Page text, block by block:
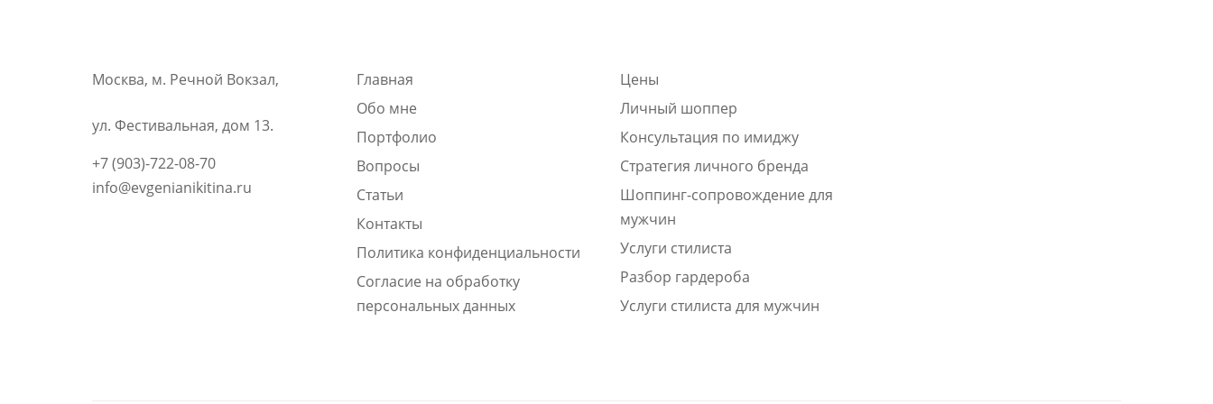
Москва, м. Речной Вокзал,
ул. Фестивальная, дом 13.
+7 (903)-722-08-70
info@evgenianikitina.ru
Главная
Обо мне
Портфолио
Вопросы
Статьи
Контакты
Политика конфиденциальности
Согласие на обработку
персональных данных
Цены
Личный шоппер
Консультация по имиджу
Стратегия личного бренда
Шоппинг-сопровождение для
мужчин
Услуги стилиста
Разбор гардероба
Услуги стилиста для мужчин